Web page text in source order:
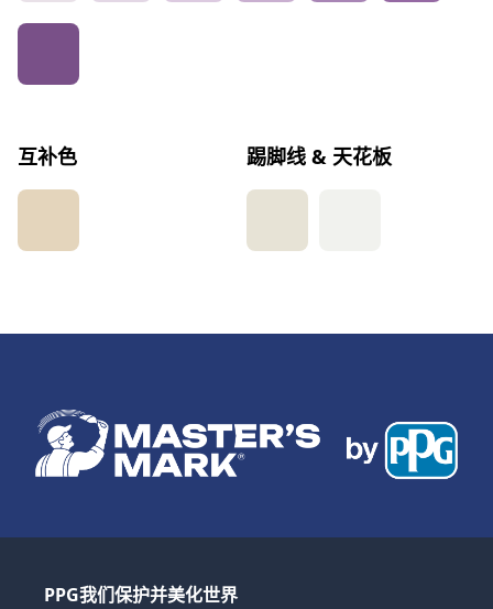
互补色 踢脚线 & 天花板
PPG我们保护并美化世界